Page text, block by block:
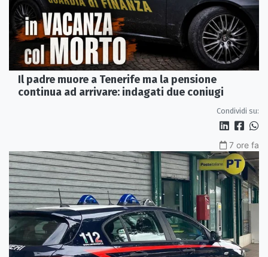
Il padre muore a Tenerife ma la pensione
continua ad arrivare: indagati due coniugi
Condividi su:
7 ore fa